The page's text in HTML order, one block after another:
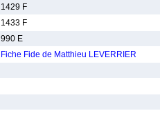
1429 F
1433 F
990 E
Fiche Fide de Matthieu LEVERRIER